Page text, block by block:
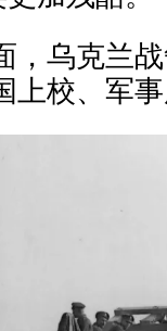
，乌克兰
上校、军